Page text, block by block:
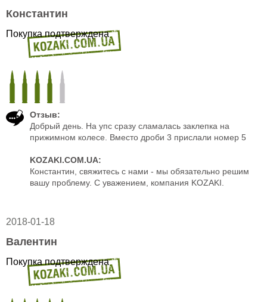
Константин
Покупка подтверждена
Отзыв:
Добрый день. На упс сразу сламалась заклепка на
прижимном колесе. Вместо дроби 3 прислали номер 5
KOZAKI.COM.UA:
Константин, свяжитесь с нами - мы обязательно решим
вашу проблему. С уважением, компания KOZAKI.
2018-01-18
Валентин
Покупка подтверждена